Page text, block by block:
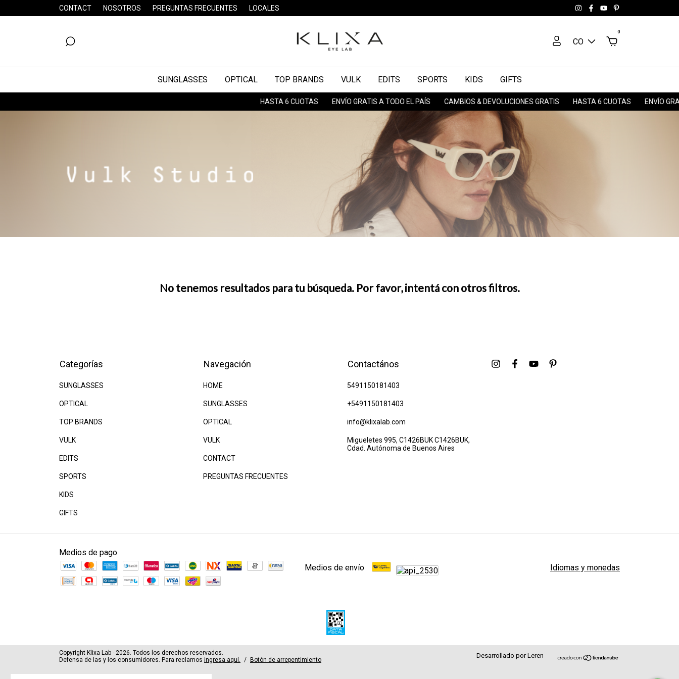
CONTACT NOSOTROS PREGUNTAS FRECUENTES LOCALES
CO
0
SUNGLASSES OPTICAL TOP BRANDS VULK EDITS SPORTS KIDS GIFTS
HASTA 6 CUOTAS ENVÍO GRATIS A TODO EL PAÍS CAMBIOS & DEVOLUCIONES GRATIS HASTA 6 CUOTAS ENVÍO GRATIS
No tenemos resultados para tu búsqueda. Por favor, intentá con otros filtros.
Categorías
SUNGLASSES
OPTICAL
TOP BRANDS
VULK
EDITS
SPORTS
KIDS
GIFTS
Navegación
HOME
SUNGLASSES
OPTICAL
VULK
CONTACT
PREGUNTAS FRECUENTES
Contactános
5491150181403
+5491150181403
info@klixalab.com
Migueletes 995, C1426BUK C1426BUK,
Cdad. Autónoma de Buenos Aires
Medios de pago
Medios de envío
Idiomas y monedas
Copyright Klixa Lab - 2026. Todos los derechos reservados.
Defensa de las y los consumidores. Para reclamos ingresa aquí. / Botón de arrepentimiento
Desarrollado por Leren